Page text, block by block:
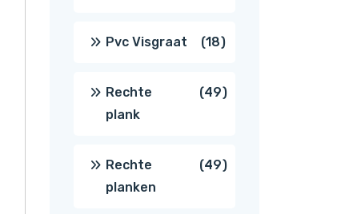
Pvc Visgraat 1818
producten
Rechte
plank
4949
Rechte
planken
4949